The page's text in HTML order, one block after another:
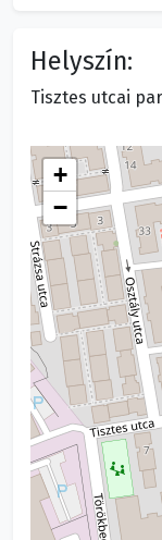
Helyszín:
Tisztes utcai
+
−